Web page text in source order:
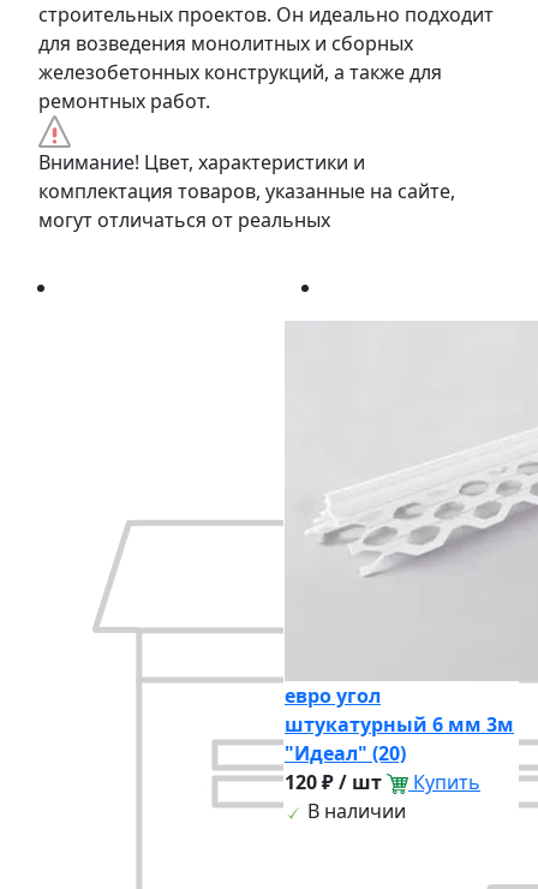
строительных проектов. Он идеально подходит
для возведения монолитных и сборных
железобетонных конструкций, а также для
ремонтных работ.
Внимание! Цвет, характеристики и
комплектация товаров, указанные на сайте,
могут отличаться от реальных
евро угол
штукатурный 6 мм 3м
"Идеал" (20)
120 ₽ / шт
Купить
В наличии